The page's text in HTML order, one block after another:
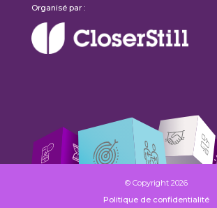
Organisé par :
© Copyright 2026
Politique de confidentialité